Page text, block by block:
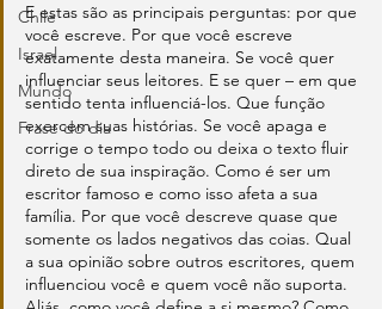
Chile
Israel
Mundo
Frase do dia
E estas são as principais perguntas: por que
você escreve. Por que você escreve
exatamente desta maneira. Se você quer
influenciar seus leitores. E se quer – em que
sentido tenta influenciá-los. Que função
exercem suas histórias. Se você apaga e
corrige o tempo todo ou deixa o texto fluir
direto de sua inspiração. Como é ser um
escritor famoso e como isso afeta a sua
família. Por que você descreve quase que
somente os lados negativos das coias. Qual
a sua opinião sobre outros escritores, quem
influenciou você e quem você não suporta.